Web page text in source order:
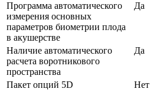
Программа автоматического
измерения основных
параметров биометрии плода
в акушерстве
Да
Наличие автоматического
расчета воротникового
пространства
Да
Пакет опций 5D
Нет